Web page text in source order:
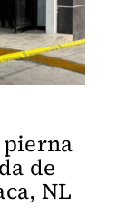
pierna
de
NL